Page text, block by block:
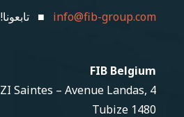
info@fib-group.com ■ تابعونا!
FIB Belgium
ZI Saintes – Avenue Landas, 4
1480 Tubize